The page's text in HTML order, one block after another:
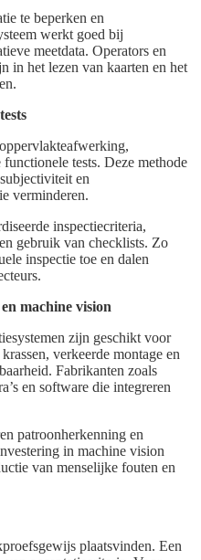
te beperken en
werkt goed bij
meetdata. Operators en
in het lezen van kaarten en het
tests. Deze methode
en
verminderen.
inspectiecriteria,
gebruik van checklists. Zo
inspectie toe en dalen
machine vision
zijn geschikt voor
verkeerde montage en
Fabrikanten zoals
en software die integreren
patroonherkenning en
in machine vision
van menselijke fouten en
plaatsvinden. Een